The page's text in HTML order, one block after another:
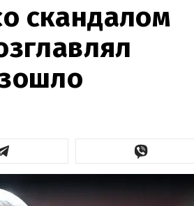
скандалом